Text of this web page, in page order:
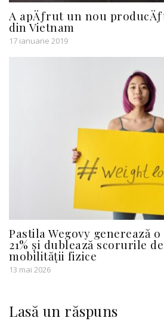
A apÄƒrut un nou
din Vietnam
17 ianuarie 2019
Pastila Wegovy generează
21% și dublează scorurile
mobilității fizice
13 mai 2026
Lasă un răspuns